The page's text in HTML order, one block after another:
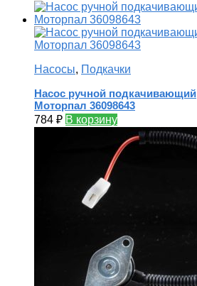
Насосы, Подкачки
Насос ручной подкачивающий
Моторпал 36098643
784 ₽ В корзину